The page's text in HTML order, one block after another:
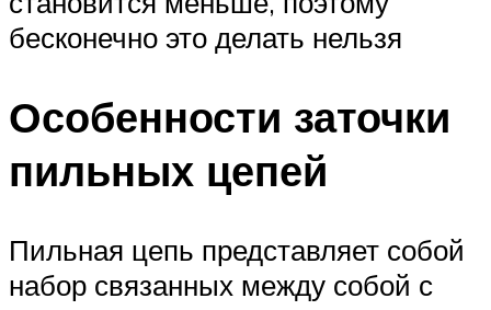
бесконечно это делать нельзя
Особенности заточки
пильных цепей
Пильная цепь представляет собой
набор связанных между собой с